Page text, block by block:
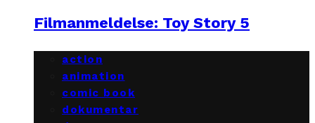
Filmanmeldelse: Toy Story 5
action
animation
comic book
dokumentar